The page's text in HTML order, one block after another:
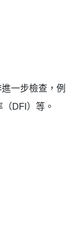
一步檢查，例
DFI）等。